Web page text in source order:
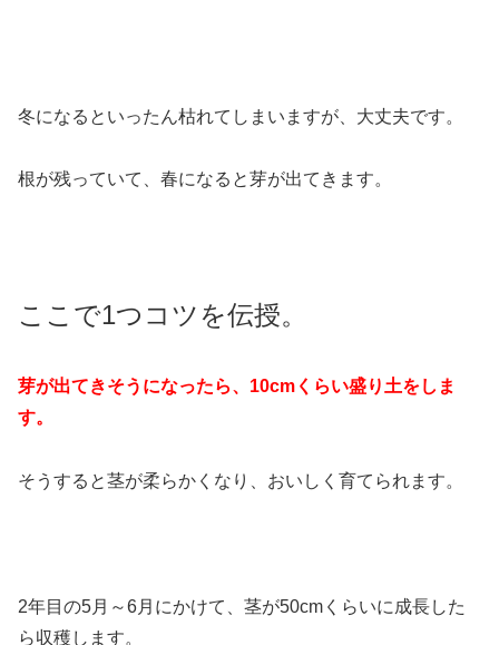
冬になるといったん枯れてしまいますが、大丈夫です。
根が残っていて、春になると芽が出てきます。
ここで1つコツを伝授。
芽が出てきそうになったら、10cmくらい盛り土をしま
す。
そうすると茎が柔らかくなり、おいしく育てられます。
2年目の5月～6月にかけて、茎が50cmくらいに成長した
ら収穫します。